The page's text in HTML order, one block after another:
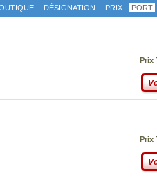
DÉSIGNATION PRIX PORT
Prix
Prix